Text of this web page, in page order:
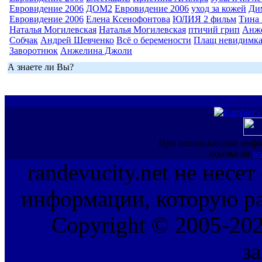
Евровидение 2006 ДОМ2 Евровидение 2006 уход за кожей
Евровидение 2006 Елена Ксенофонтова ЮЛИЯ 2 фильм Тина
Наталья Могилевская Наталья Могилевская птичий грип
Собчак Андрей Шевченко Всё о беремености Плащ невидимка
Заворотнюк Анжелина Джоли
А знаете ли Вы?
При использовании
ссылка на
randevucity.net не несет
информации, которую
Copyright © 2005-